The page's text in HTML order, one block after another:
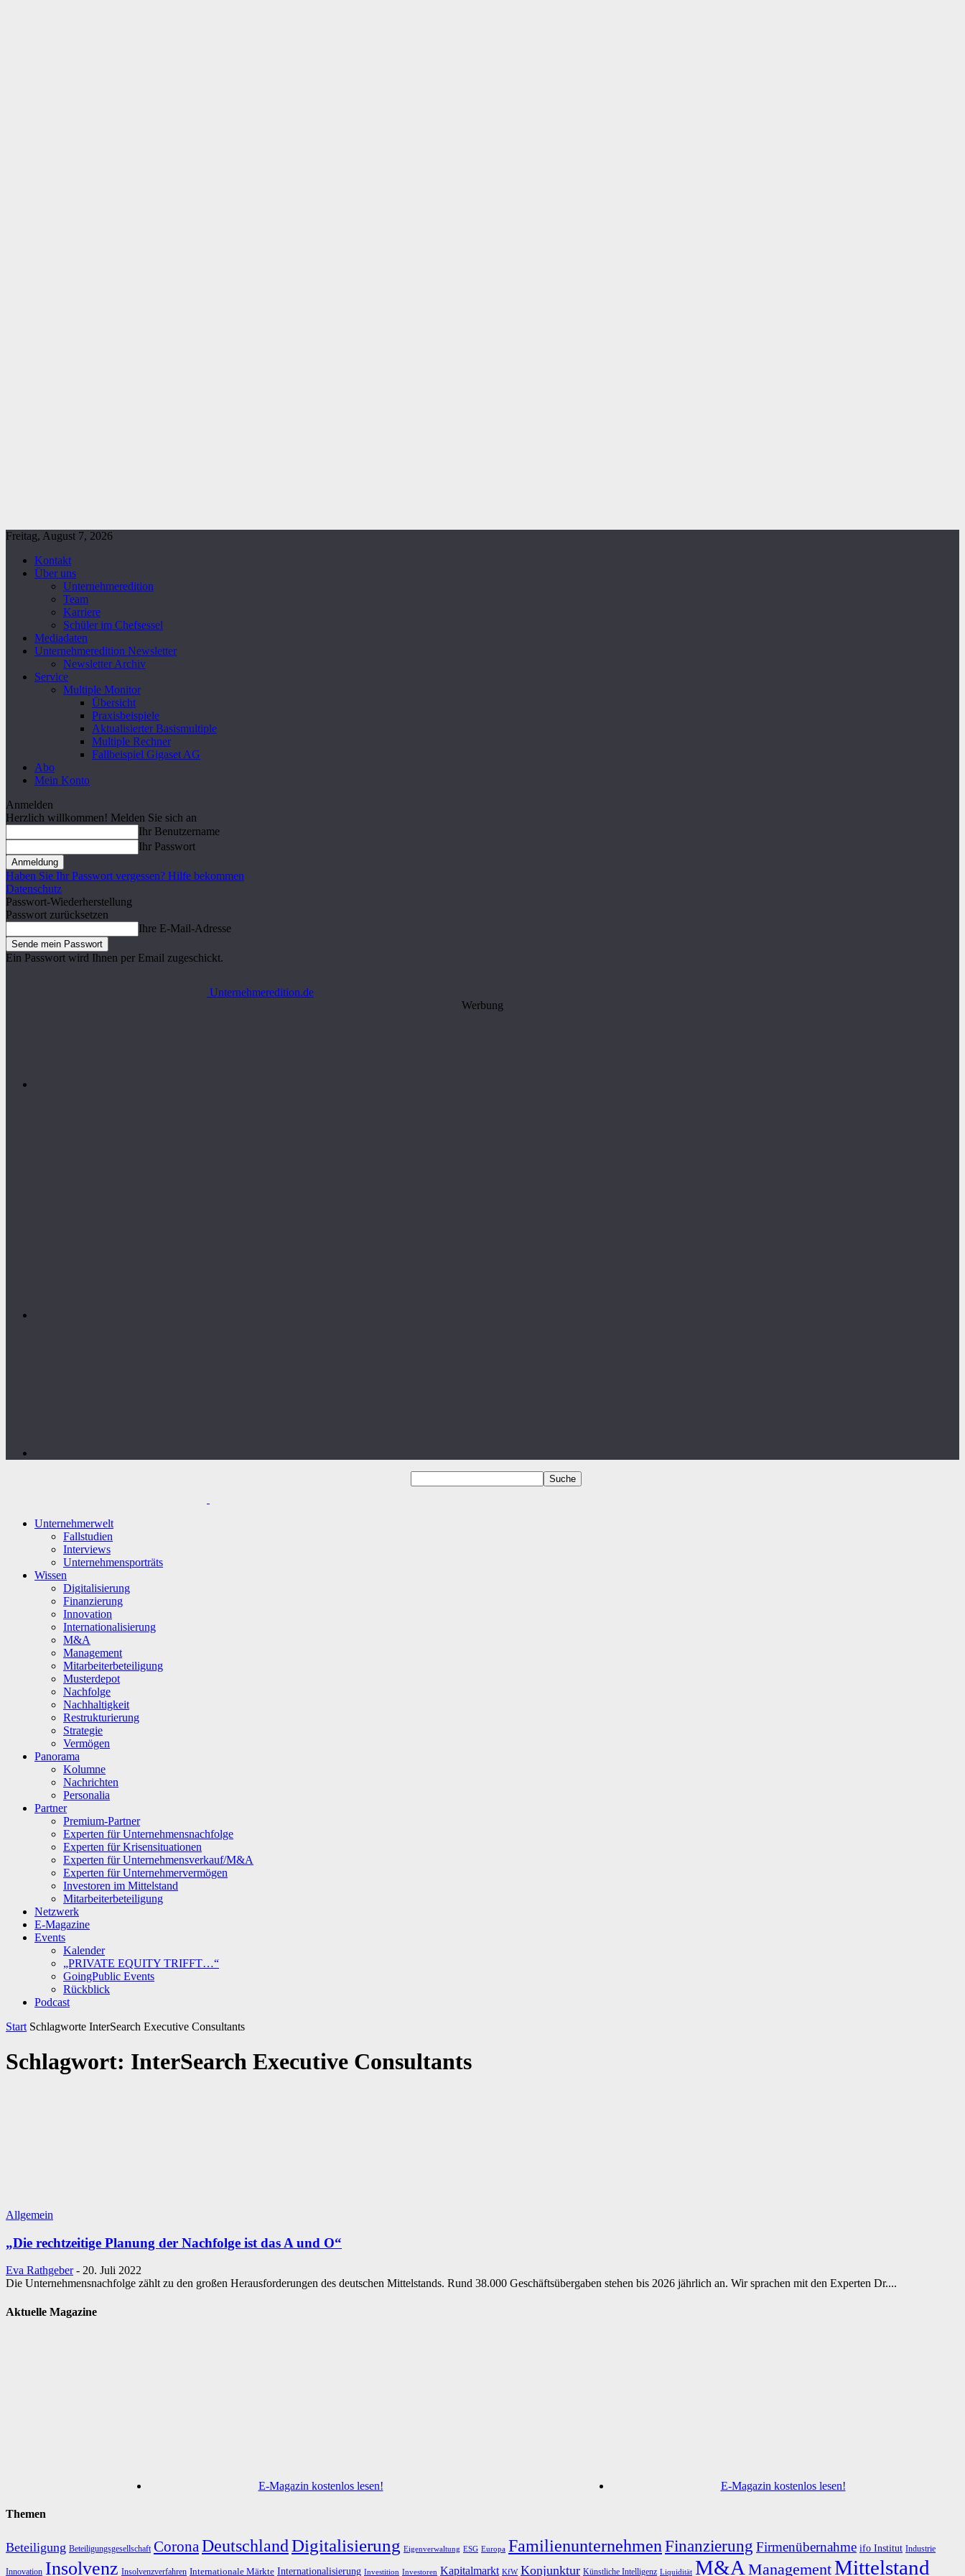
Freitag, August 7, 2026
Kontakt
Über uns
Unternehmeredition
Team
Karriere
Schüler im Chefsessel
Mediadaten
Unternehmeredition Newsletter
Newsletter Archiv
Service
Multiple Monitor
Übersicht
Praxisbeispiele
Aktualisierter Basismultiple
Multiple Rechner
Fallbeispiel Gigaset AG
Abo
Mein Konto
Anmelden
Herzlich willkommen! Melden Sie sich an
Ihr Benutzername
Ihr Passwort
Haben Sie Ihr Passwort vergessen? Hilfe bekommen
Datenschutz
Passwort-Wiederherstellung
Passwort zurücksetzen
Ihre E-Mail-Adresse
Ein Passwort wird Ihnen per Email zugeschickt.
Unternehmeredition.de
Werbung
Unternehmerwelt
Fallstudien
Interviews
Unternehmensporträts
Wissen
Digitalisierung
Finanzierung
Innovation
Internationalisierung
M&A
Management
Mitarbeiterbeteiligung
Musterdepot
Nachfolge
Nachhaltigkeit
Restrukturierung
Strategie
Vermögen
Panorama
Kolumne
Nachrichten
Personalia
Partner
Premium-Partner
Experten für Unternehmensnachfolge
Experten für Krisensituationen
Experten für Unternehmensverkauf/M&A
Experten für Unternehmervermögen
Investoren im Mittelstand
Mitarbeiterbeteiligung
Netzwerk
E-Magazine
Events
Kalender
„PRIVATE EQUITY TRIFFT…“
GoingPublic Events
Rückblick
Podcast
Start Schlagworte InterSearch Executive Consultants
Schlagwort: InterSearch Executive Consultants
Allgemein
„Die rechtzeitige Planung der Nachfolge ist das A und O“
Eva Rathgeber - 20. Juli 2022
Die Unternehmensnachfolge zählt zu den großen Herausforderungen des deutschen Mittelstands. Rund 38.000 Geschäftsübergaben stehen bis 2026 jährlich an. Wir sprachen mit den Experten Dr....
Aktuelle Magazine
E-Magazin kostenlos lesen! E-Magazin kostenlos lesen!
Themen
Beteiligung Beteiligungsgesellschaft CoronaDeutschlandDigitalisierung Eigenverwaltung ESG Europa FamilienunternehmenFinanzierung Firmenübernahme ifo Institut Industrie
Innovation Insolvenz Insolvenzverfahren Internationale Märkte Internationalisierung Investition Investoren Kapitalmarkt KfW Konjunktur Künstliche Intelligenz Liquidität M&A ManagementMittelstand